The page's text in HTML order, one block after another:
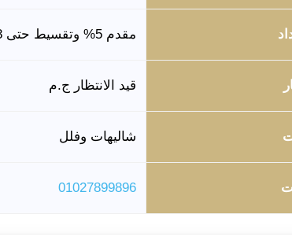
مقدم 5% وتقسيط حتى 8 سنوات
قيد الانتظار ج.م
شاليهات وفلل
01027899896